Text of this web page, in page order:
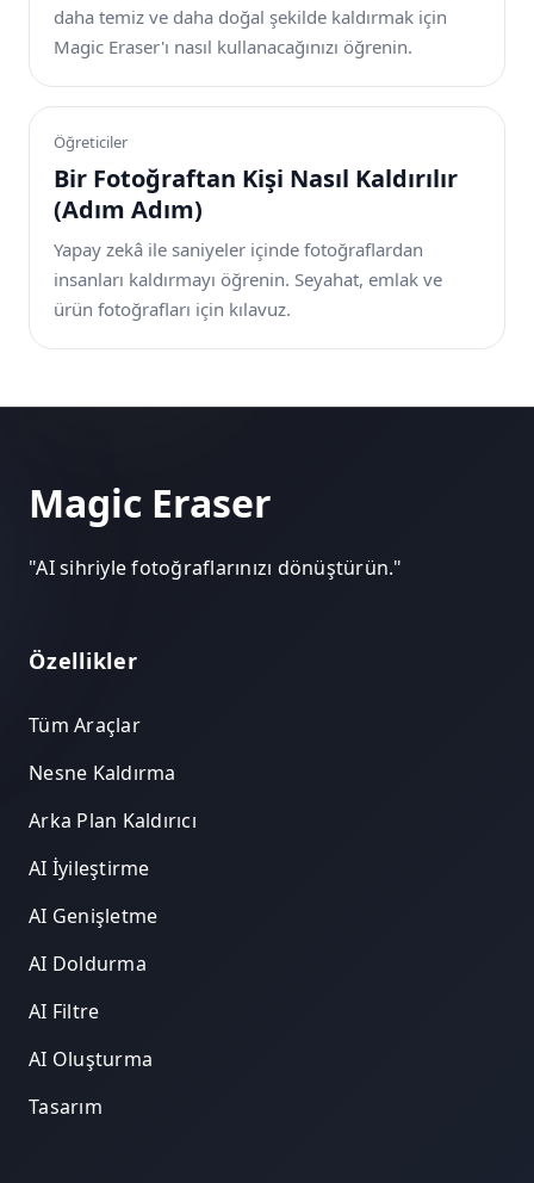
daha temiz ve daha doğal şekilde kaldırmak için
Magic Eraser'ı nasıl kullanacağınızı öğrenin.
Öğreticiler
Bir Fotoğraftan Kişi Nasıl Kaldırılır
(Adım Adım)
Yapay zekâ ile saniyeler içinde fotoğraflardan
insanları kaldırmayı öğrenin. Seyahat, emlak ve
ürün fotoğrafları için kılavuz.
Magic Eraser
"AI sihriyle fotoğraflarınızı dönüştürün."
Özellikler
Tüm Araçlar
Nesne Kaldırma
Arka Plan Kaldırıcı
AI İyileştirme
AI Genişletme
AI Doldurma
AI Filtre
AI Oluşturma
Tasarım